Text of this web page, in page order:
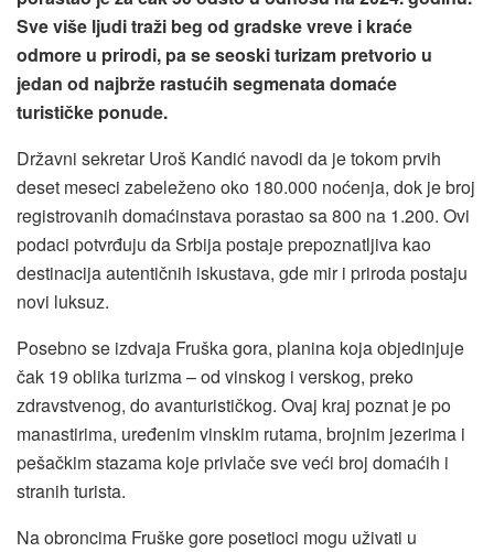
Sve više ljudi traži beg od gradske vreve i kraće
odmore u prirodi, pa se seoski turizam pretvorio u
jedan od najbrže rastućih segmenata domaće
turističke ponude.
Državni sekretar Uroš Kandić navodi da je tokom prvih
deset meseci zabeleženo oko 180.000 noćenja, dok je broj
registrovanih domaćinstava porastao sa 800 na 1.200. Ovi
podaci potvrđuju da Srbija postaje prepoznatljiva kao
destinacija autentičnih iskustava, gde mir i priroda postaju
novi luksuz.
Posebno se izdvaja Fruška gora, planina koja objedinjuje
čak 19 oblika turizma – od vinskog i verskog, preko
zdravstvenog, do avanturističkog. Ovaj kraj poznat je po
manastirima, uređenim vinskim rutama, brojnim jezerima i
pešačkim stazama koje privlače sve veći broj domaćih i
stranih turista.
Na obroncima Fruške gore posetioci mogu uživati u